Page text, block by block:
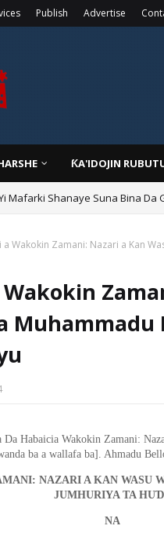
Publish Advertise
ƘA'IDOJIN
Mafarki Ana Bikina, Kafin A
Wakokin Zamani: Nazari a Kan
Habaicia Wakokin Zamani:
ba a wallafa ba]. Ahmadu
NAZARI A KAN WASU
JUMHURIYA TA HUƊ
NA